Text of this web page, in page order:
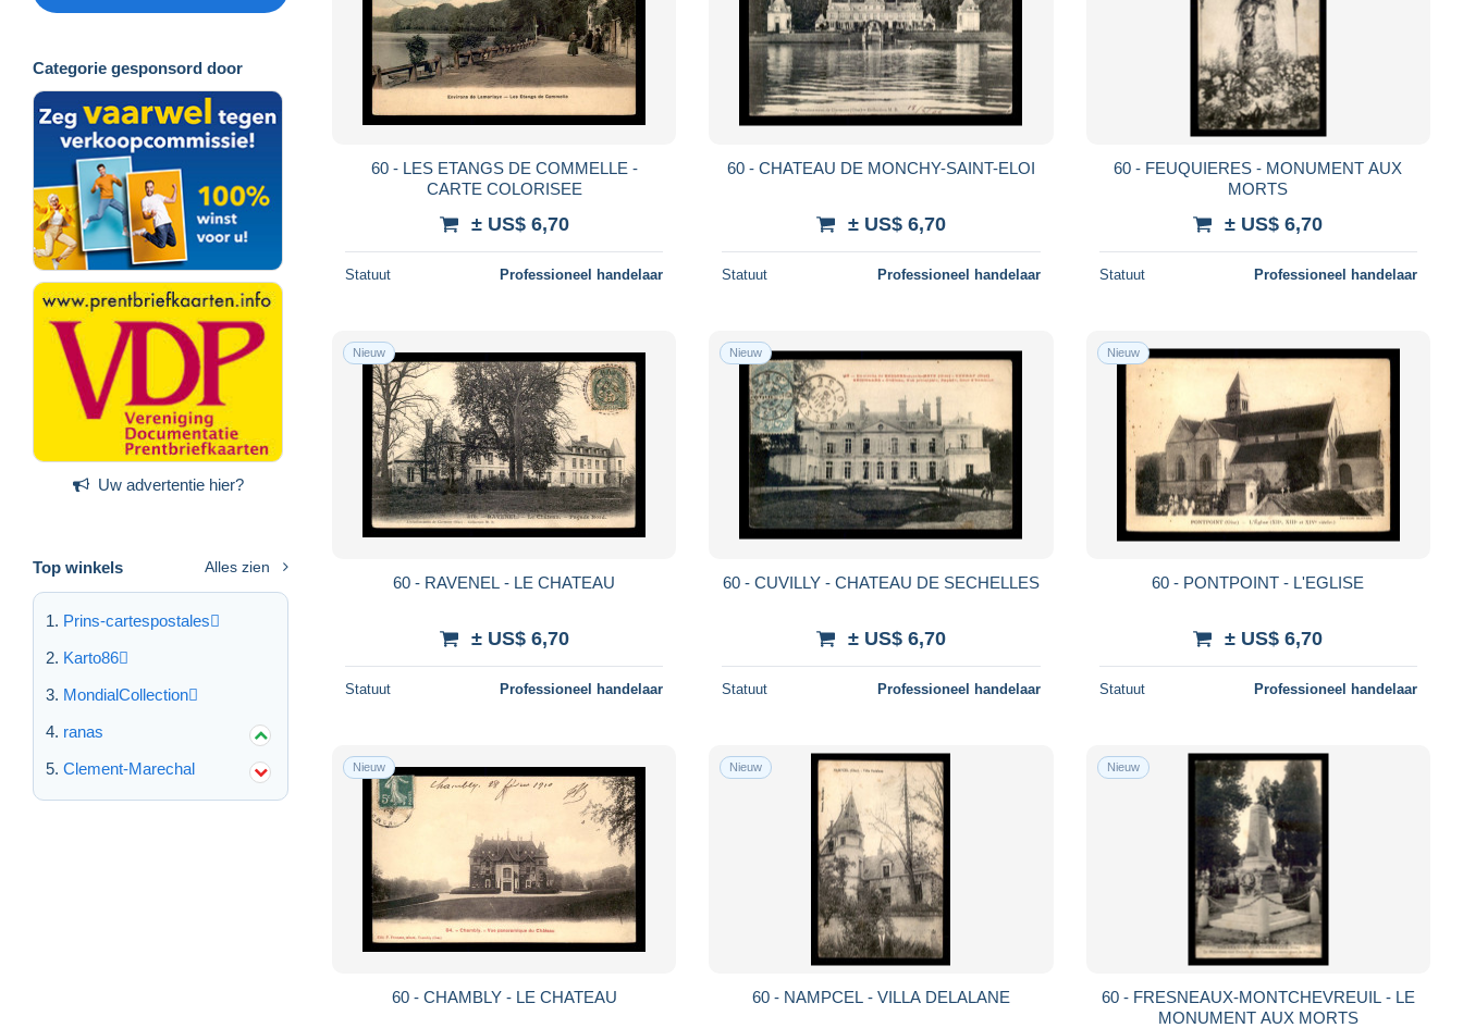
Categorie gesponsord door
Uw advertentie hier?
Top winkels Alles zien
Prins-cartespostales
Karto86
MondialCollection
ranas
Clement-Marechal
60 - LES ETANGS DE COMMELLE -
CARTE COLORISEE
± US$ 6,70
Statuut Professioneel handelaar
60 - CHATEAU DE MONCHY-SAINT-ELOI
± US$ 6,70
Statuut Professioneel handelaar
60 - FEUQUIERES - MONUMENT AUX
MORTS
± US$ 6,70
Statuut Professioneel handelaar
Nieuw
60 - RAVENEL - LE CHATEAU
± US$ 6,70
Statuut Professioneel handelaar
Nieuw
60 - CUVILLY - CHATEAU DE SECHELLES
± US$ 6,70
Statuut Professioneel handelaar
Nieuw
60 - PONTPOINT - L'EGLISE
± US$ 6,70
Statuut Professioneel handelaar
Nieuw
60 - CHAMBLY - LE CHATEAU
Nieuw
60 - NAMPCEL - VILLA DELALANE
Nieuw
60 - FRESNEAUX-MONTCHEVREUIL - LE
MONUMENT AUX MORTS